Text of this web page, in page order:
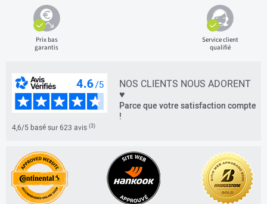
Prix bas
garantis
Service client
qualifié
NOS CLIENTS NOUS ADORENT
♥
Parce que votre satisfaction compte
!
4,6/5 basé sur 623 avis (3)